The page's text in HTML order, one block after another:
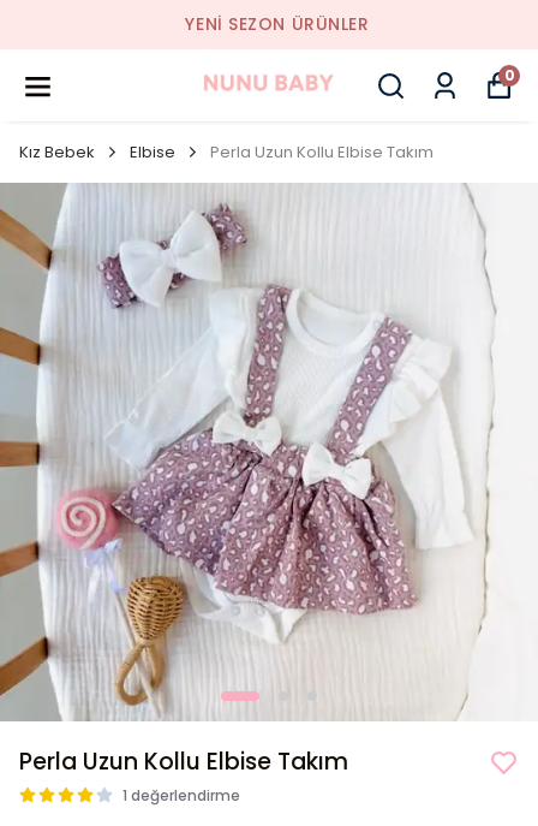
YENI SEZON ÜRÜNLER
0
Kız Bebek Elbise Perla Uzun Kollu Elbise Takım
Perla Uzun Kollu Elbise Takım
1 değerlendirme